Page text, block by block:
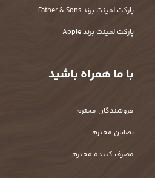
پارکت لمینت برند Father & Sons
پارکت لمینت برند Apple
با ما همراه باشید
فروشندگان محترم
نصابان محترم
مصرف کننده محترم